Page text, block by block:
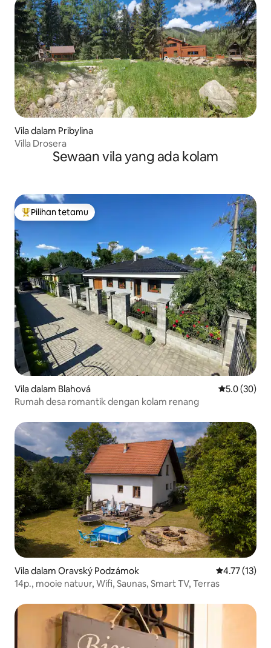
Vila dalam Pribylina
Villa Drosera
Sewaan vila yang ada kolam
Pilihan utama tetamu
Pilihan tetamu
Vila dalam Blahová Penarafan
5.0 (30)
Rumah desa romantik dengan kolam renang
Vila dalam Oravský Podzámok Penarafan
4.77 (13)
14p., mooie natuur, Wifi, Saunas, Smart TV, Terras